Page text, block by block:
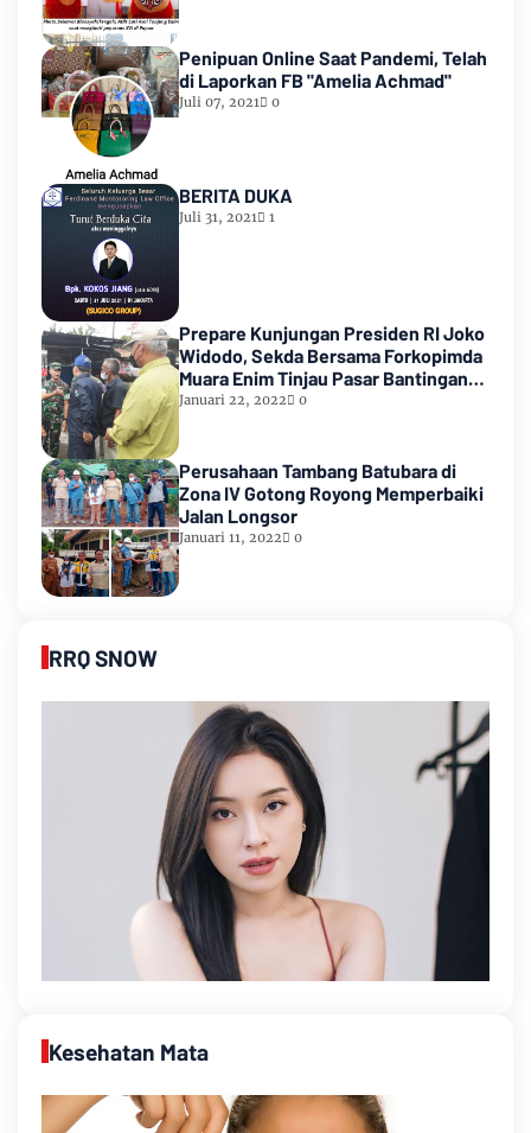
Penipuan Online Saat Pandemi, Telah
di Laporkan FB "Amelia Achmad"
Juli 07, 2021 0
BERITA DUKA
Juli 31, 2021 1
Prepare Kunjungan Presiden RI Joko
Widodo, Sekda Bersama Forkopimda
Muara Enim Tinjau Pasar Bantingan
Tanjung Enim
Januari 22, 2022 0
Perusahaan Tambang Batubara di
Zona IV Gotong Royong Memperbaiki
Jalan Longsor
Januari 11, 2022 0
RRQ SNOW
Kesehatan Mata